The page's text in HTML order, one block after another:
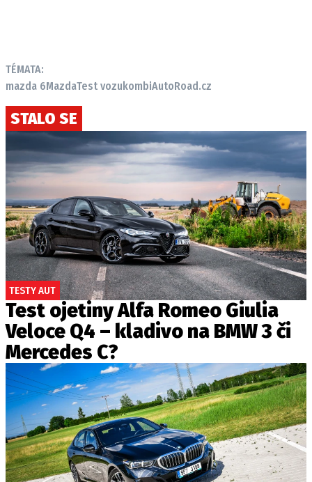
TÉMATA:
mazda 6MazdaTest vozukombiAutoRoad.cz
STALO SE
TESTY AUT
Test ojetiny Alfa Romeo Giulia
Veloce Q4 – kladivo na BMW 3 či
Mercedes C?